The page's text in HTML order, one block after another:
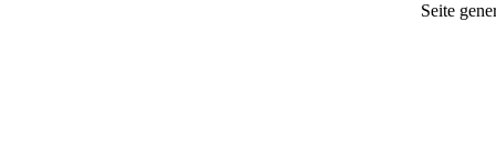
Seite